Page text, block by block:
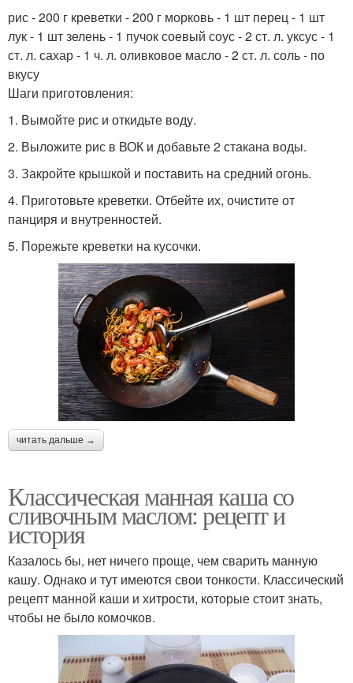
рис - 200 г креветки - 200 г морковь - 1 шт перец - 1 шт
лук - 1 шт зелень - 1 пучок соевый соус - 2 ст. л. уксус - 1
ст. л. сахар - 1 ч. л. оливковое масло - 2 ст. л. соль - по
вкусу
Шаги приготовления:
1. Вымойте рис и откидьте воду.
2. Выложите рис в ВОК и добавьте 2 стакана воды.
3. Закройте крышкой и поставить на средний огонь.
4. Приготовьте креветки. Отбейте их, очистите от
панциря и внутренностей.
5. Порежьте креветки на кусочки.
читать дальше →
Классическая манная каша со
сливочным маслом: рецепт и
история
Казалось бы, нет ничего проще, чем сварить манную
кашу. Однако и тут имеются свои тонкости. Классический
рецепт манной каши и хитрости, которые стоит знать,
чтобы не было комочков.